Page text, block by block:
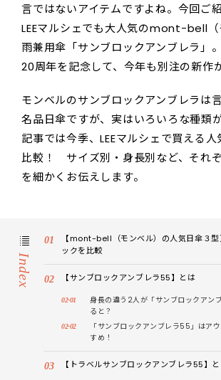
言ではないアイテムですよね。今回ご
LEEマルシェでも大人気のmont-bell（
雨兼用傘「サンブロックアンブレラ」
20周年を記念して、今年も別注の新作
モンベルのサンブロックアンブレラは
名品日傘ですが、実はいろいろな種類
記事では今季、LEEマルシェで買える
比較！ サイズ別・身長別など、それ
を細かくお伝えします。
Index
【mont-bell（モンベル）の人気日傘３型
ックを比較
【サンブロックアンブレラ55】とは
身長の違う2人が「サンブロックアン
ると？
「サンブロックアンブレラ55」はア
すめ！
【トラベルサンブロックアンブレラ55】